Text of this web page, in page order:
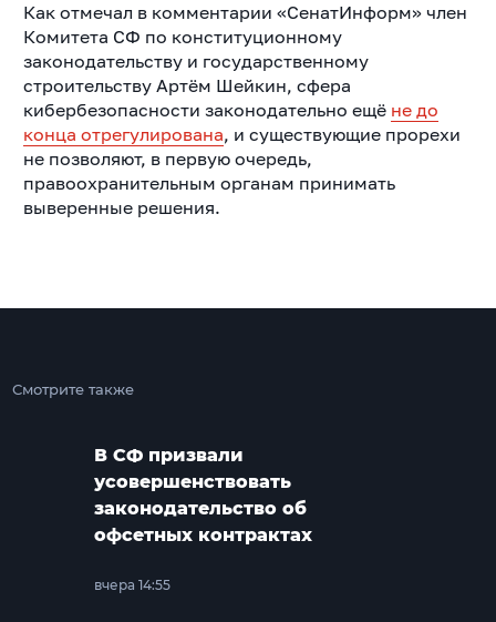
Как отмечал в комментарии «СенатИнформ» член
Комитета СФ по конституционному
законодательству и государственному
строительству Артём Шейкин, сфера
кибербезопасности законодательно ещё не до
конца отрегулирована, и существующие прорехи
не позволяют, в первую очередь,
правоохранительным органам принимать
выверенные решения.
Смотрите также
В СФ призвали
усовершенствовать
законодательство об
офсетных контрактах
вчера 14:55